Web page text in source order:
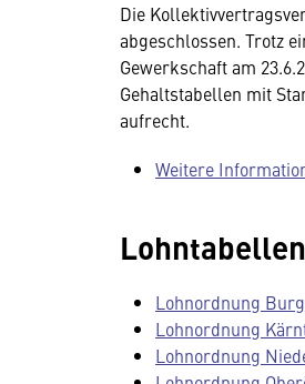
Die
abgeschlossen. Trotz
Gewerkschaft am
Gehaltstabellen mit
aufrecht.
Weitere
Lohnordnung
Lohnordnung
Lohnordnung